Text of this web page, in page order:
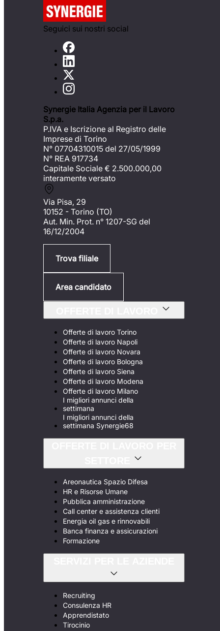
Seguici sui nostri social
Synergie Italia Agenzia per il Lavoro
S.p.a.
P.IVA e Iscrizione al Registro delle
Imprese di Torino
N° 07704310015 del 27/05/1999
N° REA 917734
Capitale Sociale € 2.500.000,00
interamente versato
Via Pisa, 29
10152 - Torino (TO)
Aut. Min. Prot. n° 1207-SG del
16/12/2004
Trova filiale
Area candidato
Offerte di lavoro Torino
Offerte di lavoro Napoli
Offerte di lavoro Novara
Offerte di lavoro Bologna
Offerte di lavoro Siena
Offerte di lavoro Modena
Offerte di lavoro Milano
I migliori annunci della
settimana
I migliori annunci della
settimana Synergie68
Areonautica Spazio Difesa
HR e Risorse Umane
Pubblica amministrazione
Call center e assistenza clienti
Energia oil gas e rinnovabili
Banca finanza e assicurazioni
Formazione
Recruiting
Consulenza HR
Apprendistato
Tirocinio